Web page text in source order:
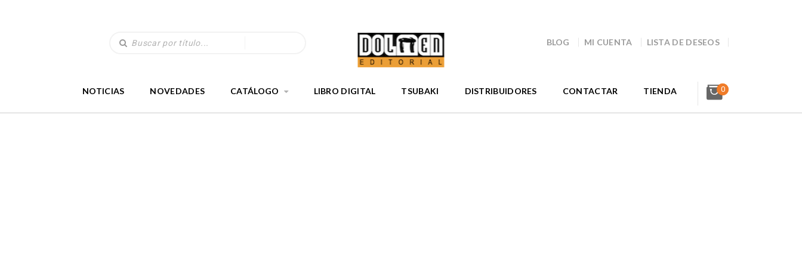
BLOG MI CUENTA LISTA DE DESEOS
NOTICIAS NOVEDADES CATÁLOGO LIBRO DIGITAL TSUBAKI DISTRIBUIDORES CONTACTAR TIENDA 0